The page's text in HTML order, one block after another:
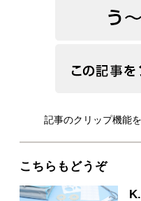
記事のクリップ機能
こちらもどうぞ